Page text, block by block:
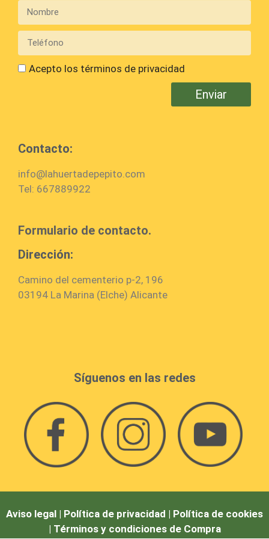
Acepto los términos de privacidad
Enviar
Contacto:
info@lahuertadepepito.com
Tel: 667889922
Formulario de contacto.
Dirección:
Camino del cementerio p-2, 196
03194 La Marina (Elche) Alicante
Síguenos en las redes
Aviso legal | Política de privacidad | Política de cookies
| Términos y condiciones de Compra